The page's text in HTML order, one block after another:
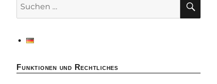
Funktionen und Rechtliches